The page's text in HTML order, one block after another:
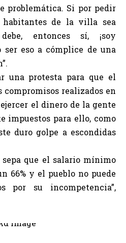
problemática. Si por pedir
de la villa sea
entonces sí, ¡soy
ser eso a cómplice de una
una protesta para que el
compromisos realizados en
el dinero de la gente
impuestos para ello, como
duro golpe a escondidas
sepa que el salario mínimo
66% y el pueblo no puede
por su incompetencia”,